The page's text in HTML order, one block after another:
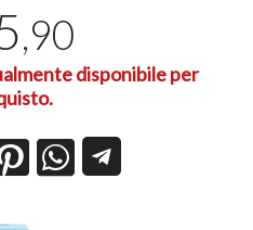
,90
disponibile per